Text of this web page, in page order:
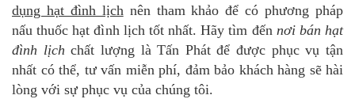
dụng hạt đình lịchnên tham khảo để có phương pháp
nấu thuốc hạt đình lịch tốt nhất. Hãy tìm đến nơi bán hạt
đình lịch chất lượng là Tấn Phát để được phục vụ tận
nhất có thể, tư vấn miễn phí, đảm bảo khách hàng sẽ hài
lòng với sự phục vụ của chúng tôi.